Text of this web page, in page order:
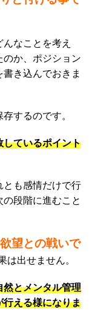
なことを考え
か、ポジション
き込んでおきま
するのです。
ているポイント
とも感情だけで行
段階に進むこと
望との戦いで
は出せません。
とメンタル管理
える様になりま